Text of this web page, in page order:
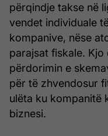
përqindje takse në
vendet individuale
kompanive, nëse
parajsat fiskale.
përdorimin e
për të zhvendosur
ulëta ku kompanitë
biznesi.